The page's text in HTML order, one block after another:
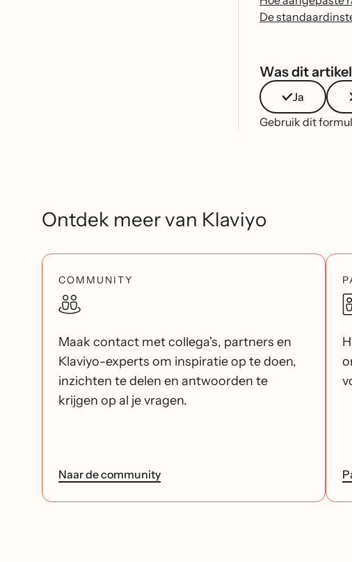
De
Was dit
Ja
Gebruik dit
Ontdek meer van Klaviyo
COMMUNITY
Maak contact met collega's, partners en
Klaviyo-experts om inspiratie op te doen,
inzichten te delen en antwoorden te
krijgen op al je vragen.
Naar de community